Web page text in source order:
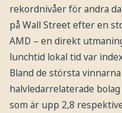
rekordnivåer för andra
på Wall Street efter en
AMD – en direkt
lunchtid lokal tid var
Bland de största
halvledarrelaterade
som är upp 2,8